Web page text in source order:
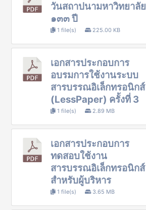
วันสถาปนามหาวิทยาลัย
๑๓๓ ปี
1 file(s) 225.00 KB
เอกสารประกอบการ
อบรมการใช้งานระบบ
สารบรรณอิเล็กทรอนิกส์
(LessPaper) ครั้งที่ 3
1 file(s) 2.89 MB
เอกสารประกอบการ
ทดสอบใช้งาน
สารบรรณอิเล็กทรอนิกส์
สำหรับผู้บริหาร
1 file(s) 3.65 MB